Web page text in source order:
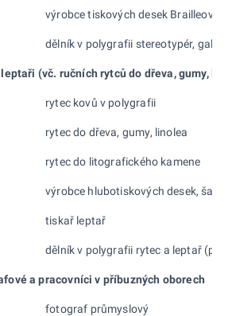
výrobce tiskových desek Brailleova
dělník v polygrafii stereotypér,
leptaři (vč. ručních rytců do dřeva, gumy,
rytec kovů v polygrafii
rytec do dřeva, gumy, linolea
rytec do litografického kamene
výrobce hlubotiskových desek,
tiskař leptař
dělník v polygrafii rytec a leptař
a pracovníci v příbuzných oborech
fotograf průmyslový